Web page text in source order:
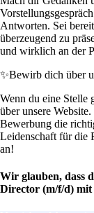
Antworten. Sei
überzeugend zu
und wirklich an der
✨Bewirb dich über
Wenn du eine Stelle
über unsere
Bewerbung die
Leidenschaft für die
an!
Wir glauben, dass
Director (m/f/d) mit